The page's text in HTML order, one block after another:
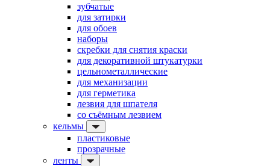
зубчатые
для затирки
для обоев
наборы
скребки для снятия краски
для декоративной штукатурки
цельнометаллические
для механизации
для герметика
лезвия для шпателя
со съёмным лезвием
кельмы
пластиковые
прозрачные
ленты